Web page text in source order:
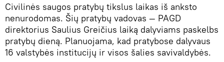
Civilinės saugos pratybų tikslus laikas iš anksto
nenurodomas. Šių pratybų vadovas — PAGD
direktorius Saulius Greičius laiką dalyviams paskelbs
pratybų dieną. Planuojama, kad pratybose dalyvaus
16 valstybės institucijų ir visos šalies savivaldybės.